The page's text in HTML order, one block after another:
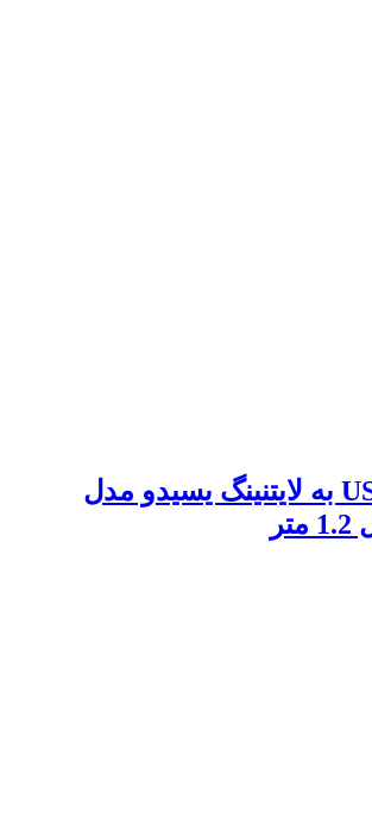
کابل تبدیل USB به لایتنینگ یسیدو مدل